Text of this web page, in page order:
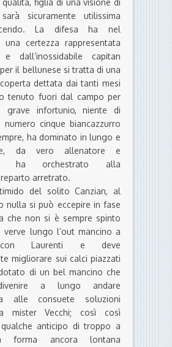
figlia di una visione di
sicuramente utilissima
La difesa ha nel
una certezza rappresentata
dall’inossidabile capitan
il bellunese si tratta di una
dettata dai tanti mesi
tenuto fuori dal campo per
grave infortunio, niente di
cinque biancazzurro
ha dominato in lungo e
da vero allenatore e
ha orchestrato alla
arretrato.
del solito Canzian, al
nulla si può eccepire in fase
che non si è sempre spinto
lungo l’out mancino a
Laurenti e deve
migliorare sui calci piazzati
di un bel mancino che
a lungo andare
alle consuete soluzioni
mister Vecchi; così così
qualche anticipo di troppo a
forma ancora lontana